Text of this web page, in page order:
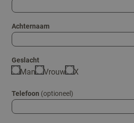
Achternaam
Geslacht
Man Vrouw X
Telefoon (optioneel)